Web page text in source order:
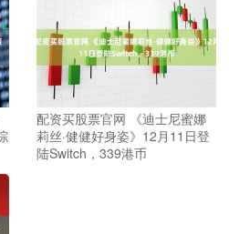
配资买股票官网 《迪士尼蜜娜
莉丝·健健好身姿》12月11日登
陆Switch，339港币